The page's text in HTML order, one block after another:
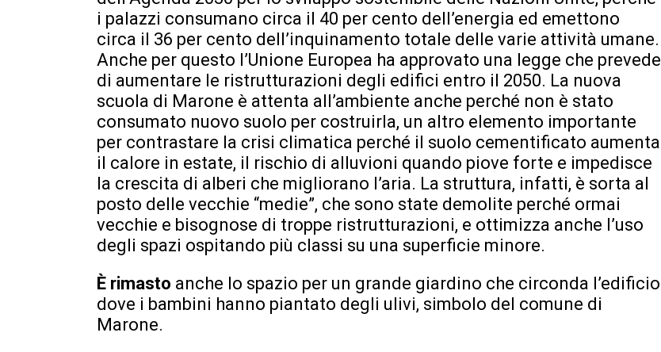
i palazzi consumano circa il 40 per cento dell’energia ed emettono
circa il 36 per cento dell’inquinamento totale delle varie attività umane.
Anche per questo l’Unione Europea ha approvato una legge che prevede
di aumentare le ristrutturazioni degli edifici entro il 2050. La nuova
scuola di Marone è attenta all’ambiente anche perché non è stato
consumato nuovo suolo per costruirla, un altro elemento importante
per contrastare la crisi climatica perché il suolo cementificato aumenta
il calore in estate, il rischio di alluvioni quando piove forte e impedisce
la crescita di alberi che migliorano l’aria. La struttura, infatti, è sorta al
posto delle vecchie “medie”, che sono state demolite perché ormai
vecchie e bisognose di troppe ristrutturazioni, e ottimizza anche l’uso
degli spazi ospitando più classi su una superficie minore.
È rimasto anche lo spazio per un grande giardino che circonda l’edificio
dove i bambini hanno piantato degli ulivi, simbolo del comune di
Marone.